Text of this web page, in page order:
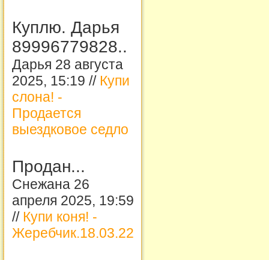
Куплю. Дарья
89996779828..
Дарья 28 августа
2025, 15:19 // Купи
слона! -
Продается
выездковое седло
Продан...
Снежана 26
апреля 2025, 19:59
// Купи коня! -
Жеребчик.18.03.22